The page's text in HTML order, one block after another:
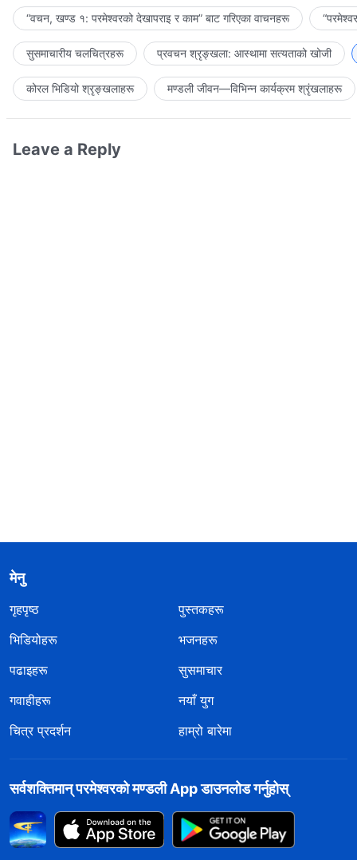
“वचन, खण्ड १: परमेश्‍वरको देखापराइ र काम” बाट गरिएका वाचनहरू
सुसमाचारीय चलचित्रहरू प्रवचन श्रृङ्खला: आस्थामा सत्यताको खोजी
कोरल भिडियो श्रृङ्खलाहरू मण्डली जीवन—विभिन्‍न कार्यक्रम श्रृंखलाहरू
Leave a Reply
मेनु
गृहपृष्ठ
पुस्तकहरू
भिडियोहरू
भजनहरू
पढाइहरू
सुसमाचार
गवाहीहरू
नयाँ युग
चित्र प्रदर्शन
हाम्रो बारेमा
सर्वशक्तिमान्‌ परमेश्‍वरको मण्डली App डाउनलोड गर्नुहोस्